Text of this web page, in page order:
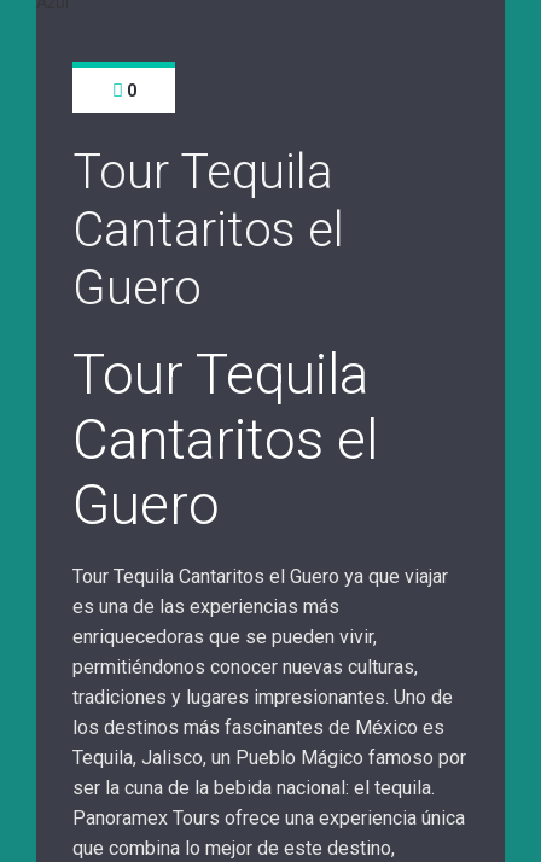
0
Tour Tequila
Cantaritos el
Guero
Tour Tequila
Cantaritos el
Guero
Tour Tequila Cantaritos el Guero ya que viajar
es una de las experiencias más
enriquecedoras que se pueden vivir,
permitiéndonos conocer nuevas culturas,
tradiciones y lugares impresionantes. Uno de
los destinos más fascinantes de México es
Tequila, Jalisco, un Pueblo Mágico famoso por
ser la cuna de la bebida nacional: el tequila.
Panoramex Tours ofrece una experiencia única
que combina lo mejor de este destino,